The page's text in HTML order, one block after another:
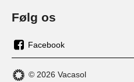
Følg os
os
på
Facebook
© 2026 Vacasol